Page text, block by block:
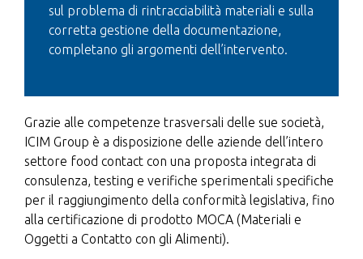
sul problema di rintracciabilità materiali e sulla
corretta gestione della documentazione,
completano gli argomenti dell’intervento.
Grazie alle competenze trasversali delle sue società,
ICIM Group è a disposizione delle aziende dell’intero
settore food contact con una proposta integrata di
consulenza, testing e verifiche sperimentali specifiche
per il raggiungimento della conformità legislativa, fino
alla certificazione di prodotto MOCA (Materiali e
Oggetti a Contatto con gli Alimenti).